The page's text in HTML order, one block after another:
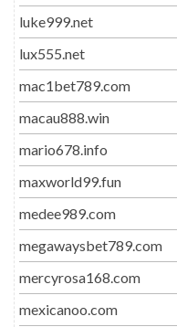
luke999.net
lux555.net
mac1bet789.com
macau888.win
mario678.info
maxworld99.fun
medee989.com
megawaysbet789.com
mercyrosa168.com
mexicanoo.com